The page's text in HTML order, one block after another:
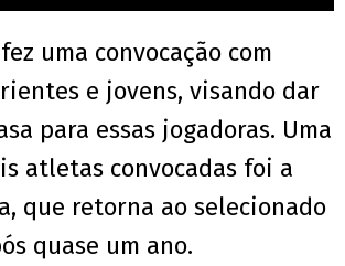
uma convocação com
e jovens, visando dar
para essas jogadoras. Uma
atletas convocadas foi a
que retorna ao selecionado
quase um ano.